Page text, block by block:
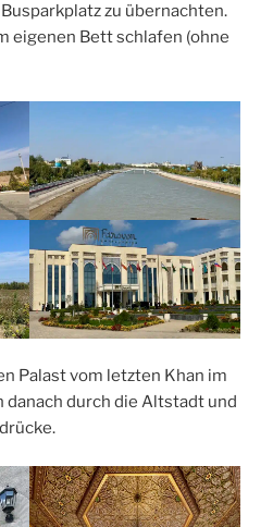
zu übernachten.
eigenen Bett schlafen (ohne
Palast vom letzten Khan im
danach durch die Altstadt und